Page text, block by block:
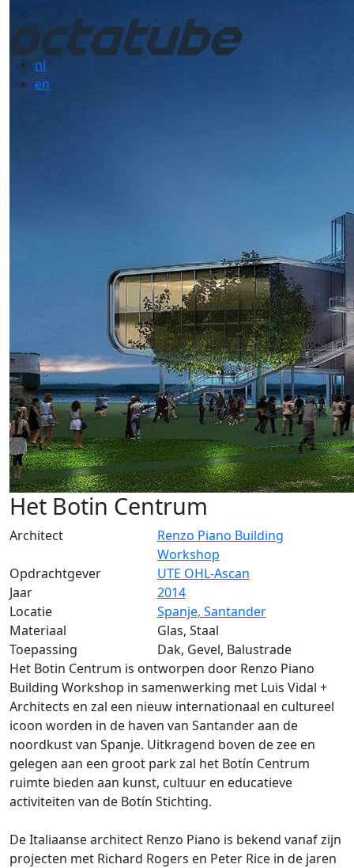
nl
en
Het Botin Centrum
Architect
Renzo Piano Building
Workshop
Opdrachtgever
UTE OHL-Ascan
Jaar
2014
Locatie
Spanje, Santander
Materiaal
Glas, Staal
Toepassing
Dak, Gevel, Balustrade
Het Botin Centrum is ontworpen door Renzo Piano
Building Workshop in samenwerking met Luis Vidal +
Architects en zal een nieuw internationaal en cultureel
icoon worden in de haven van Santander aan de
noordkust van Spanje. Uitkragend boven de zee en
gelegen aan een groot park zal het Botín Centrum
ruimte bieden aan kunst, cultuur en educatieve
activiteiten van de Botín Stichting.
De Italiaanse architect Renzo Piano is bekend vanaf zijn
projecten met Richard Rogers en Peter Rice in de jaren